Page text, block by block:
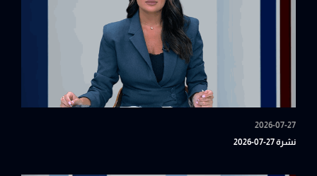
2026-07-27
نشرة 27-07-2026